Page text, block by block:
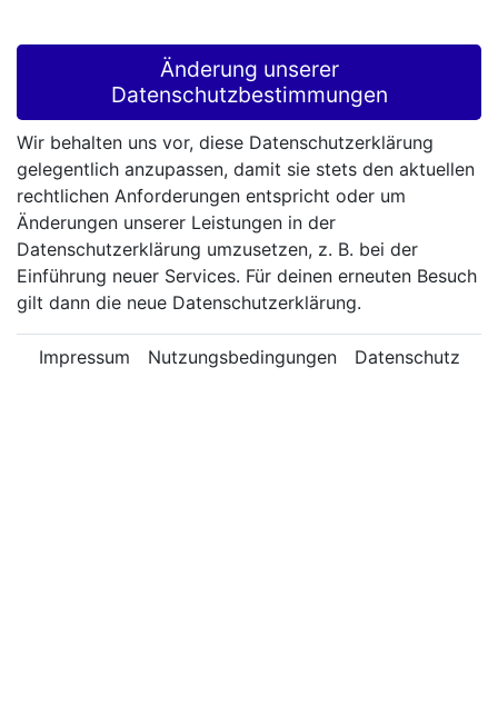
Änderung unserer
Datenschutzbestimmungen
Wir behalten uns vor, diese Datenschutzerklärung
gelegentlich anzupassen, damit sie stets den aktuellen
rechtlichen Anforderungen entspricht oder um
Änderungen unserer Leistungen in der
Datenschutzerklärung umzusetzen, z. B. bei der
Einführung neuer Services. Für deinen erneuten Besuch
gilt dann die neue Datenschutzerklärung.
Impressum Nutzungsbedingungen Datenschutz